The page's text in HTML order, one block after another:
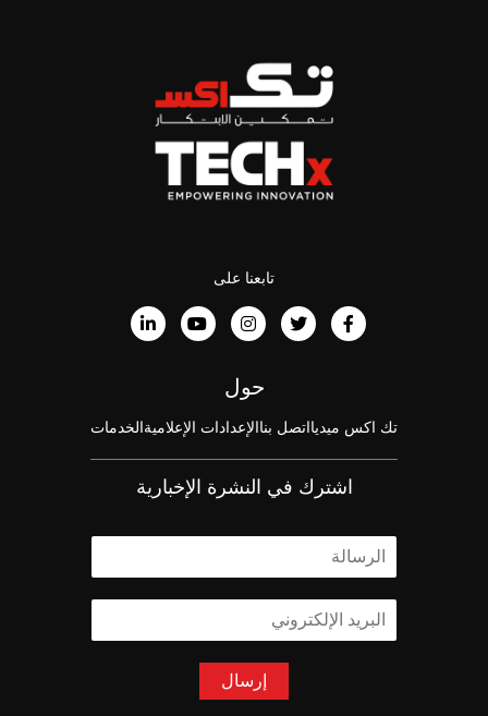
تابعنا على
حول
تك اكس ميديااتصل بناالإعدادات الإعلاميةالخدمات
اشترك في النشرة الإخبارية
س
إرسال